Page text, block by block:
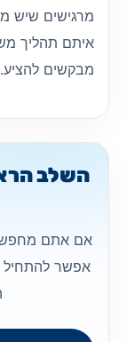
מרגישים שיש
איתם תהליך
מבקשים להציע.
השלב
אם אתם
אפשר להתחיל